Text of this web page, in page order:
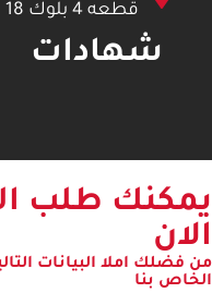
قطعه 4 بلوك 18
شهادات
يمكنك طلب
الان
من فضلك املا البيانات
الخاص بنا